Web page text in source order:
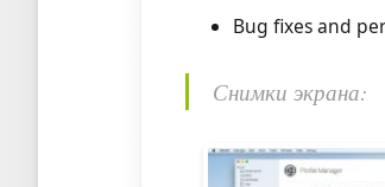
Bug fixes and
Снимки экрана: